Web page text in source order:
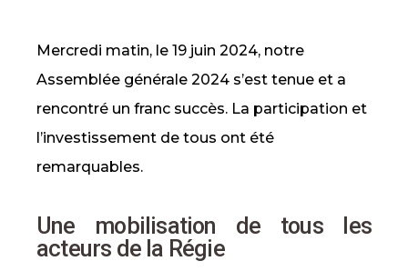
Mercredi matin, le 19 juin 2024, notre
Assemblée générale 2024 s’est tenue et a
rencontré un franc succès. La participation et
l’investissement de tous ont été
remarquables.
Une mobilisation de tous les
acteurs de la Régie